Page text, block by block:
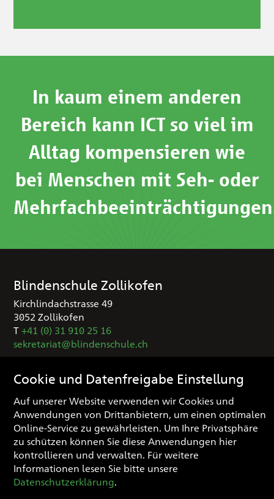
In kaum einem anderen
Bereich kann ICT so viel im
Alltag kompensieren wie
bei Menschen mit Seh- oder
Blindenschule Zollikofen
Kirchlindachstrasse 49
3052 Zollikofen
T+41 (0) 31 910 25 16
sekretariat
blindenschule.ch
Spendenkonto
IBAN: CH03 0900 0000 3000 0974 3
Impressum
Datenschutzerklärung
Cookie Einstellungen
Cookie und Datenfreigabe Einstellung
Auf unserer Website verwenden wir Cookies und
Anwendungen von Drittanbietern, um einen optimalen
Online-Service zu gewährleisten. Um Ihre Privatsphäre
zu schützen können Sie diese Anwendungen hier
kontrollieren und verwalten. Für weitere
Informationen lesen Sie bitte unsere
Datenschutzerklärung.